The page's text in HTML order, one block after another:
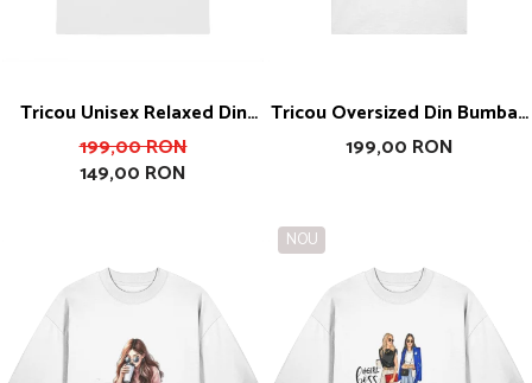
Tricou Unisex Relaxed Din
Bumbac Organic What The
Fuck Is Matcha
199,00 RON
149,00 RON
Tricou Oversized Din Bumbac
Organic Life Is A Party Dress
199,00 RON
NOU